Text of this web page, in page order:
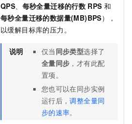
QPS
每秒全量迁移的行数 RPS 和
每秒全量迁移的数据量(MB)BPS），
以缓解目标库的压力。
说明 仅当 同步类型选择了
全量同步 ，才有此配
置项。
您也可以在同步实例
运行后，调整全量同
步的速率。